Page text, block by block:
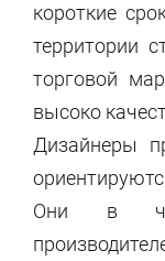
короткие
территории
торговой
высоко
Дизайнеры
Они в